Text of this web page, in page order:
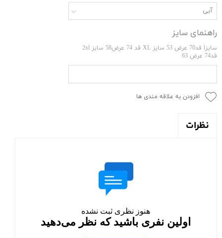
آبی
راهنمای سایز
سایزl قد70 عرض 53 سایز XL قد 74 عرض58 سایز 2xl
قد74 عرض 63
افزودن به علاقه مندی ها
نظرات
هنوز نظری ثبت نشده
اولین نفری باشید که نظر می‌دهید